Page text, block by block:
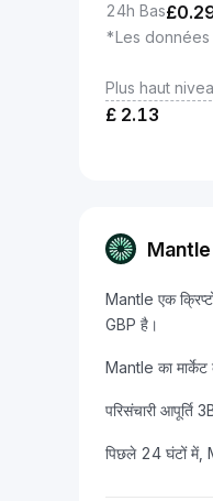
24h Bas£
*Les données
Plus haut
£ 2.13
Mantle
Mantle एक
GBP है।
Mantle का
परिसंचारी आपूर्ति
पिछले 24 घंटों में,